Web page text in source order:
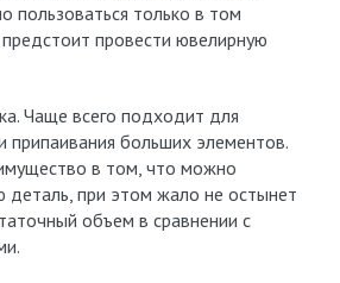
пользоваться только в том
предстоит провести ювелирную
Чаще всего подходит для
припаивания больших элементов.
в том, что можно
деталь, при этом жало не остынет
объем в сравнении с